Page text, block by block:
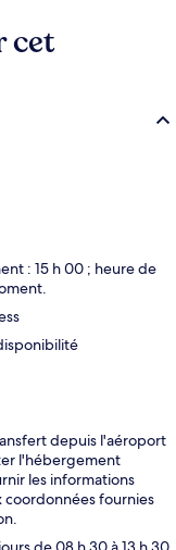
cet
: 15 h 00 ; heure de
depuis l'aéroport
l'hébergement
les informations
coordonnées fournies